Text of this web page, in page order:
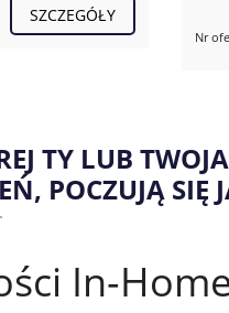
SZCZEGÓŁY
Nr
TY LUB
POCZUJĄ SIĘ
In-